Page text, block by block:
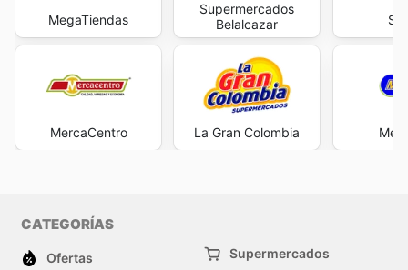
MegaTiendas
MercaCentro
Supermercados
Belalcazar
La Gran Colombia
CATEGORÍAS
Ofertas
Supermercados